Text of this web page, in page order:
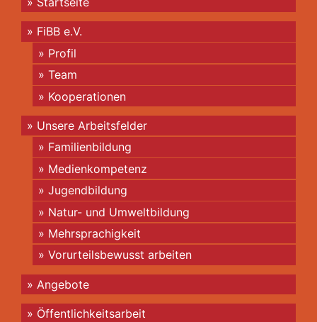
FiBB e.V.
Profil
Team
Kooperationen
Unsere Arbeitsfelder
Familienbildung
Medienkompetenz
Jugendbildung
Natur- und Umweltbildung
Mehrsprachigkeit
Vorurteilsbewusst arbeiten
Angebote
Öffentlichkeitsarbeit